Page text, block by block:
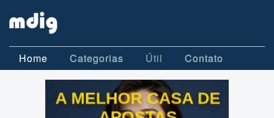
Home Categorias Útil Contato